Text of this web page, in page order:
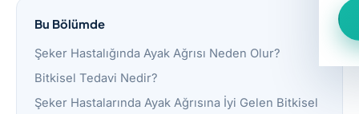
Bu Bölümde
Şeker Hastalığında Ayak Ağrısı Neden Olur?
Bitkisel Tedavi Nedir?
Şeker Hastalarında Ayak Ağrısına İyi Gelen Bitkisel